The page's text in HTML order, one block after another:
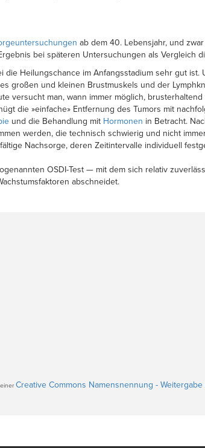
ab dem 40. Lebensjahr, und
bei späteren Untersuchungen als Vergleich
die Heilungschance im Anfangsstadium sehr gut
großen und kleinen Brustmuskels und der
versucht man, wann immer möglich,
die »einfache» Entfernung des Tumors mit
und die Behandlung mit Hormonen in Betracht.
werden, die technisch schwierig und nicht
Nachsorge, deren Zeitintervalle individuell
OSDI-Test — mit dem sich relativ
abschneidet.
Creative Commons Namensnennung -